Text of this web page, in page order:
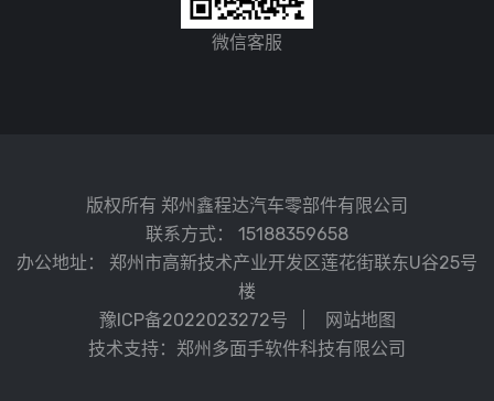
微信客服
版权所有 郑州鑫程达汽车零部件有限公司
联系方式： 15188359658
办公地址： 郑州市高新技术产业开发区莲花街联东U谷25号
楼
豫ICP备2022023272号
网站地图
技术支持：郑州多面手软件科技有限公司